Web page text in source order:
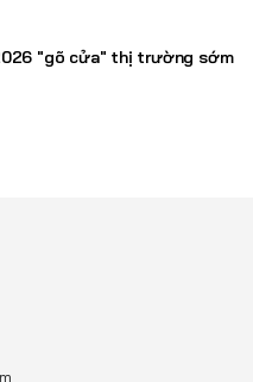
"gõ cửa" thị trường sớm